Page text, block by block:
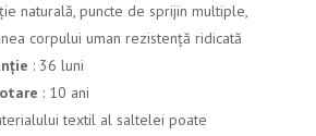
naturală, puncte de sprijin multiple,
corpului uman rezistență ridicată
: 36 luni
: 10 ani
textil al saltelei poate